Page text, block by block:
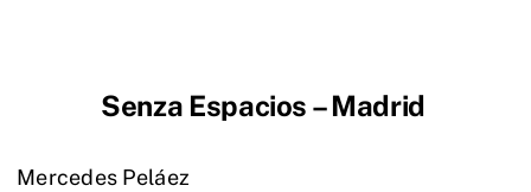
Senza Espacios – Madrid
Mercedes Peláez